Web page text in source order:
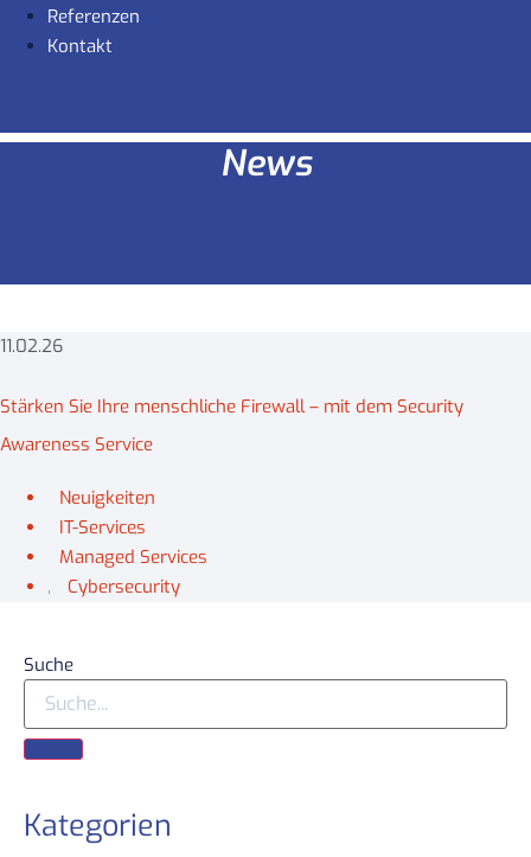
Referenzen
Kontakt
News
11.02.26
Stärken Sie Ihre menschliche Firewall – mit dem Security
Awareness Service
Neuigkeiten
,
IT-Services
,
Managed Services
,
Cybersecurity
Suche
Kategorien